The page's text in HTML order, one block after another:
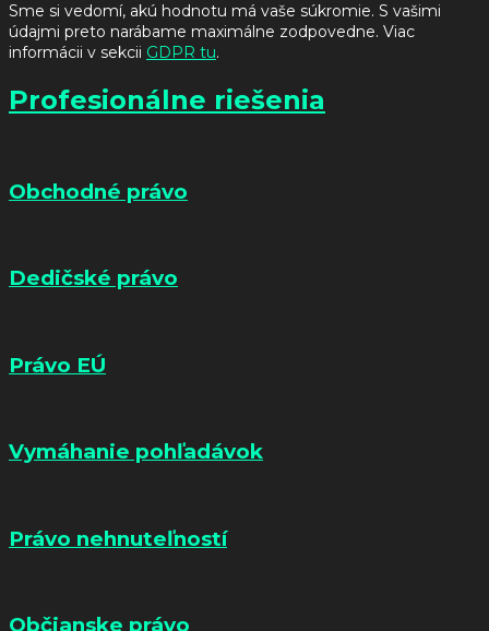
Sme si vedomí, akú hodnotu má vaše súkromie. S vašimi
údajmi preto narábame maximálne zodpovedne. Viac
informácii v sekcii GDPR tu.
Profesionálne riešenia
Obchodné právo
Dedičské právo
Právo EÚ
Vymáhanie pohľadávok
Právo nehnuteľností
Občianske právo